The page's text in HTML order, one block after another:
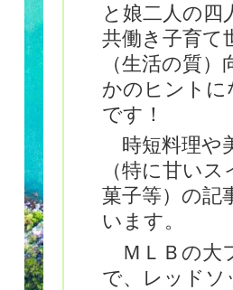
と娘二人の四
共働き子育て
（生活の質
かのヒントに
です！
時短料理や
（特に甘い
菓子等）の記
います。
ＭＬＢの大
で、レッドソ